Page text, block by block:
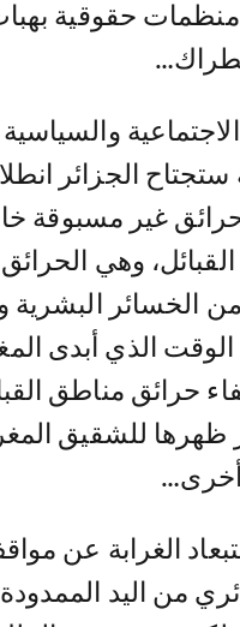
منظمات حقوقية
والسياسية
ستجتاح الجزائر
حرائق غير مسبوقة
وهي
الخسائر البشرية و
الوقت الذي أبدى
حرائق مناطق
ظهرها للشقيق
أخرى…
الغرابة عن
من اليد الممدودة